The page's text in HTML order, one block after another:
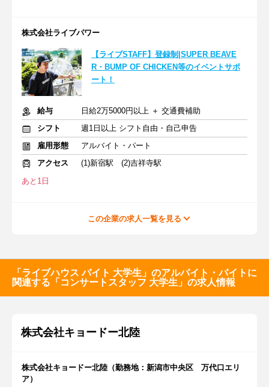
株式会社ライブパワー
【ライブSTAFF】登録制|SUPER BEAVE
R・BUMP OF CHICKEN等のイベントサポ
ート！
給与
日給2万5000円以上 ＋ 交通費補助
シフト
週1日以上 シフト自由・自己申告
雇用形態
アルバイト・パート
アクセス
(1)新宿駅 (2)吉祥寺駅
あと1日
この企業の求人一覧を見る
「ライブハウス バイト 大学生」のアルバイト・バイトに
関連する「コンサートスタッフ 大学生」の求人情報
株式会社キョードー北陸
株式会社キョードー北陸（勤務地：新潟市中央区 万代口エリ
ア）